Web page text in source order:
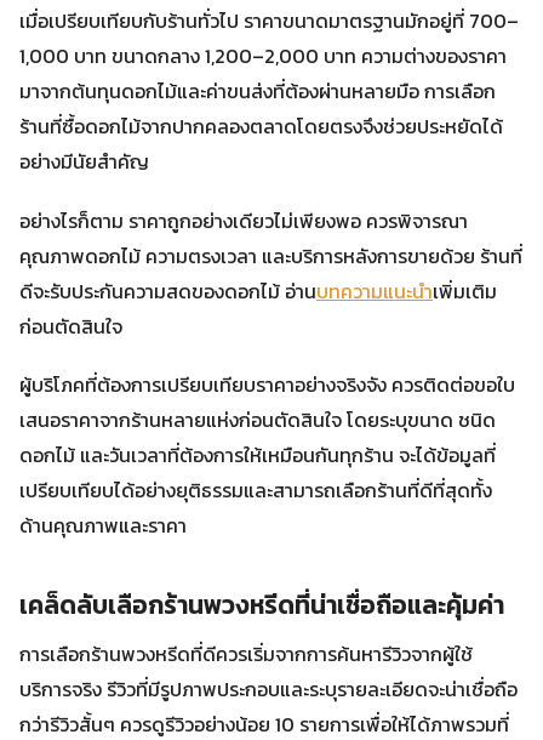
เมื่อเปรียบเทียบกับร้านทั่วไป ราคาขนาดมาตรฐานมักอยู่ที่ 700–
1,000 บาท ขนาดกลาง 1,200–2,000 บาท ความต่างของราคา
มาจากต้นทุนดอกไม้และค่าขนส่งที่ต้องผ่านหลายมือ การเลือก
ร้านที่ซื้อดอกไม้จากปากคลองตลาดโดยตรงจึงช่วยประหยัดได้
อย่างมีนัยสำคัญ
อย่างไรก็ตาม ราคาถูกอย่างเดียวไม่เพียงพอ ควรพิจารณา
คุณภาพดอกไม้ ความตรงเวลา และบริการหลังการขายด้วย ร้านที่
ดีจะรับประกันความสดของดอกไม้ อ่านบทความแนะนำเพิ่มเติม
ก่อนตัดสินใจ
ผู้บริโภคที่ต้องการเปรียบเทียบราคาอย่างจริงจัง ควรติดต่อขอใบ
เสนอราคาจากร้านหลายแห่งก่อนตัดสินใจ โดยระบุขนาด ชนิด
ดอกไม้ และวันเวลาที่ต้องการให้เหมือนกันทุกร้าน จะได้ข้อมูลที่
เปรียบเทียบได้อย่างยุติธรรมและสามารถเลือกร้านที่ดีที่สุดทั้ง
ด้านคุณภาพและราคา
เคล็ดลับเลือกร้านพวงหรีดที่น่าเชื่อถือและคุ้มค่า
การเลือกร้านพวงหรีดที่ดีควรเริ่มจากการค้นหารีวิวจากผู้ใช้
บริการจริง รีวิวที่มีรูปภาพประกอบและระบุรายละเอียดจะน่าเชื่อถือ
กว่ารีวิวสั้นๆ ควรดูรีวิวอย่างน้อย 10 รายการเพื่อให้ได้ภาพรวมที่